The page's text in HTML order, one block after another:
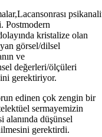
Postmodern
kristalize olan
görsel/dilsel
ve
değerleri/ölçüleri
gerektiriyor.
edinen çok zengin bir
sermayemizin
düşünsel
gerektirdi.